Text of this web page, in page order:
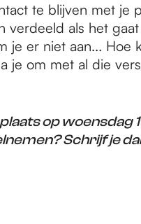
te blijven met je
verdeeld als het
je er niet aan... Hoe
je om met al die
op woensdag
Schrijf je